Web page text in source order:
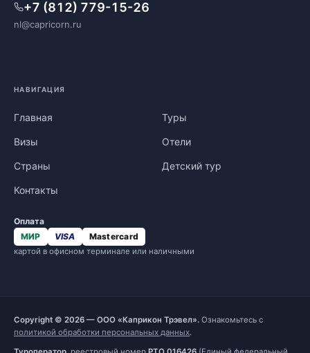
+7 (812) 779-15-26
nl@capricorn.ru
НАВИГАЦИЯ
Главная Туры
Визы Отели
Страны Детский тур
Контакты
Оплата
МИР
VISA Mastercard
картой в офисном терминале или наличными
Copyright © 2026 — ООО «Каприкон Трэвел». Ознакомьтесь с
политикой обработки персональных данных.